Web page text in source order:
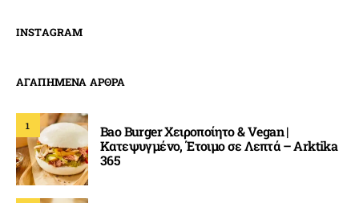
INSTAGRAM
ΑΓΑΠΗΜΕΝΑ ΑΡΘΡΑ
1
Bao Burger Χειροποίητο & Vegan |
Κατεψυγμένο, Έτοιμο σε Λεπτά – Arktika
365